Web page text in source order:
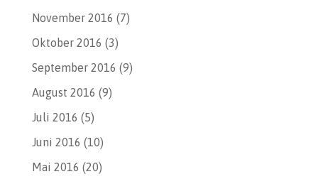
November 2016 (7)
Oktober 2016 (3)
September 2016 (9)
August 2016 (9)
Juli 2016 (5)
Juni 2016 (10)
Mai 2016 (20)